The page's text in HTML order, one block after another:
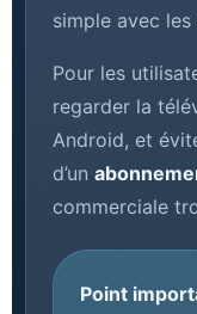
simple avec
Pour les
regarder la
Android, et
d’un
commerciale
Point